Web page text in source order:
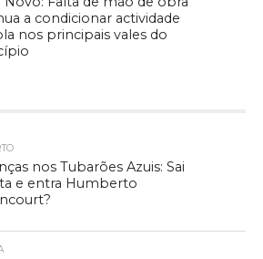
a condicionar actividade
nos principais vales do
nos Tubarões Azuis: Sai
e entra Humberto